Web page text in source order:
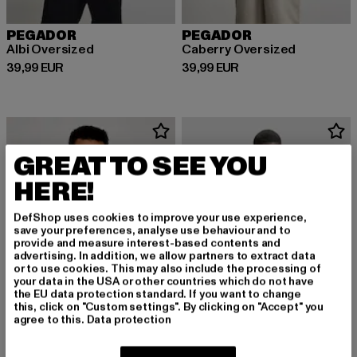
PEGADOR
Albi Oversized
39,99 EUR
Derzeitiger Preis: 39,99 EUR
PEGADOR
Caberry Oversized
39,99 EUR
Derzeitiger Preis: 39,99 EUR
GREAT TO SEE YOU
HERE!
DefShop uses cookies to improve your use experience,
save your preferences, analyse use behaviour and to
provide and measure interest-based contents and
advertising. In addition, we allow partners to extract data
or to use cookies. This may also include the processing of
your data in the USA or other countries which do not have
the EU data protection standard. If you want to change
this, click on "Custom settings". By clicking on "Accept" you
agree to this. Data protection